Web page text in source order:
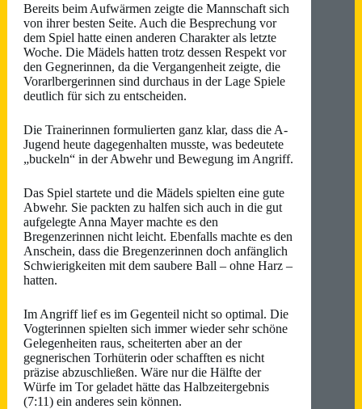
Bereits beim Aufwärmen zeigte die Mannschaft sich
von ihrer besten Seite. Auch die Besprechung vor
dem Spiel hatte einen anderen Charakter als letzte
Woche. Die Mädels hatten trotz dessen Respekt vor
den Gegnerinnen, da die Vergangenheit zeigte, die
Vorarlbergerinnen sind durchaus in der Lage Spiele
deutlich für sich zu entscheiden.
Die Trainerinnen formulierten ganz klar, dass die A-
Jugend heute dagegenhalten musste, was bedeutete
„buckeln“ in der Abwehr und Bewegung im Angriff.
Das Spiel startete und die Mädels spielten eine gute
Abwehr. Sie packten zu halfen sich auch in die gut
aufgelegte Anna Mayer machte es den
Bregenzerinnen nicht leicht. Ebenfalls machte es den
Anschein, dass die Bregenzerinnen doch anfänglich
Schwierigkeiten mit dem saubere Ball – ohne Harz –
hatten.
Im Angriff lief es im Gegenteil nicht so optimal. Die
Vogterinnen spielten sich immer wieder sehr schöne
Gelegenheiten raus, scheiterten aber an der
gegnerischen Torhüterin oder schafften es nicht
präzise abzuschließen. Wäre nur die Hälfte der
Würfe im Tor geladet hätte das Halbzeitergebnis
(7:11) ein anderes sein können.